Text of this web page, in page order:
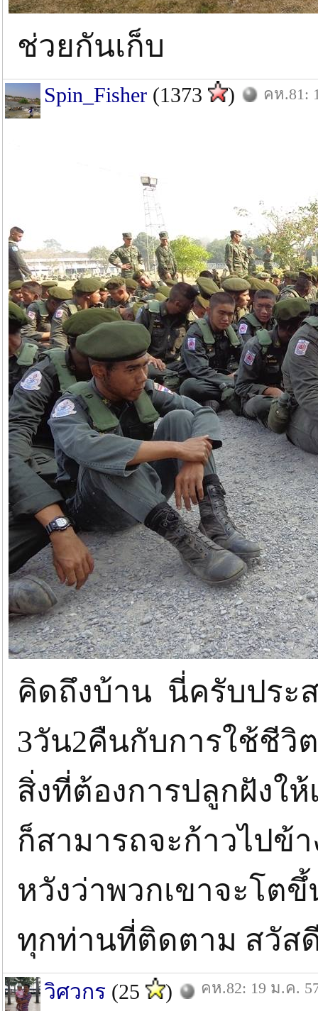
ช่วยกันเก็บ
Spin_Fisher (1373 ) คห.81:
คิดถึงบ้าน นี่ครับประ
3วัน2คืนกับการใช้ชีวิ
สิ่งที่ต้องการปลูกฝังใ
ก็สามารถจะก้าวไปข้
หวังว่าพวกเขาจะโต
ทุกท่านที่ติดตาม สวั
วิศวกร (25 ) คห.82: 19 ม.ค.